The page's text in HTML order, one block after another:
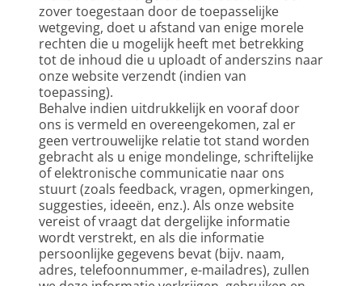
zover toegestaan door de toepasselijke
wetgeving, doet u afstand van enige morele
rechten die u mogelijk heeft met betrekking
tot de inhoud die u uploadt of anderszins naar
onze website verzendt (indien van
toepassing).
Behalve indien uitdrukkelijk en vooraf door
ons is vermeld en overeengekomen, zal er
geen vertrouwelijke relatie tot stand worden
gebracht als u enige mondelinge, schriftelijke
of elektronische communicatie naar ons
stuurt (zoals feedback, vragen, opmerkingen,
suggesties, ideeën, enz.). Als onze website
vereist of vraagt dat dergelijke informatie
wordt verstrekt, en als die informatie
persoonlijke gegevens bevat (bijv. naam,
adres, telefoonnummer, e-mailadres), zullen